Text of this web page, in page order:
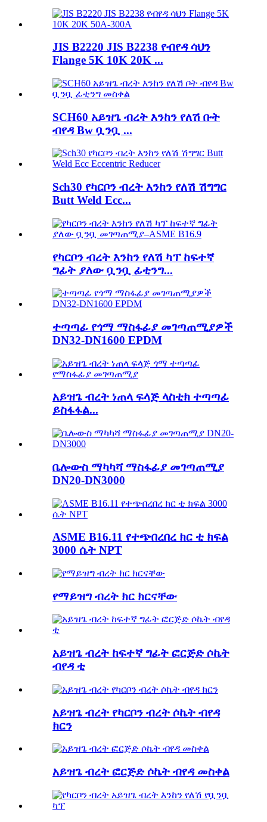
JIS B2220 JIS B2238 የብየዳ ሳህን
Flange 5K 10K 20K ...
SCH60 አይዝጌ ብረት እንከን የለሽ ቡት
ብየዳ Bw ቧንቧ ...
Sch30 የካርቦን ብረት እንከን የለሽ ሽግግር
Butt Weld Ecc...
የካርቦን ብረት እንከን የለሽ ካፕ ከፍተኛ
ግፊት ያለው ቧንቧ ፊቲንግ...
ተጣጣፊ የጎማ ማስፋፊያ መገጣጠሚያዎች
DN32-DN1600 EPDM
አይዝጌ ብረት ነጠላ ፍላጅ ላስቲክ ተጣጣፊ
ይስፋፋል...
ቤሎውስ ማካካሻ ማስፋፊያ መገጣጠሚያ
DN20-DN3000
ASME B16.11 የተጭበረበረ ክር ቲ ክፍል
3000 ሴት NPT
የማይዝግ ብረት ክር ክርናቸው
አይዝጌ ብረት ከፍተኛ ግፊት ፎርጅድ ሶኬት
ብየዳ ቲ
አይዝጌ ብረት የካርቦን ብረት ሶኬት ብየዳ
ክርን
አይዝጌ ብረት ፎርጅድ ሶኬት ብየዳ መስቀል